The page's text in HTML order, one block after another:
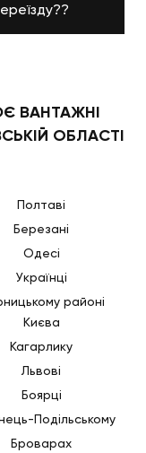
ВАНТАЖНІ
ОБЛАСТІ
Полтаві
Березані
Одесі
Українці
районі
Києва
Кагарлику
Львові
Боярці
Подільському
Броварах